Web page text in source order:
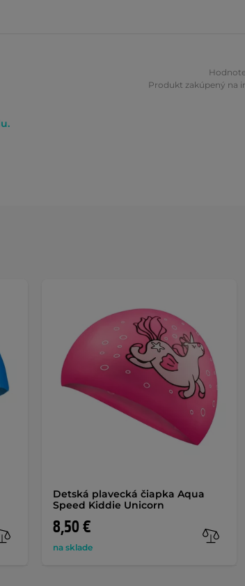
Produkt zakúpený na
Detská plavecká čiapka Aqua
Speed Kiddie Unicorn
8,50 €
na sklade